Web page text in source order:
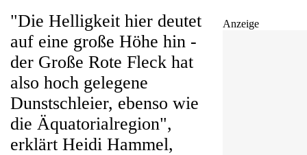
Anzeige
"Die Helligkeit hier deutet
auf eine große Höhe hin -
der Große Rote Fleck hat
also hoch gelegene
Dunstschleier, ebenso wie
die Äquatorialregion",
erklärt Heidi Hammel,